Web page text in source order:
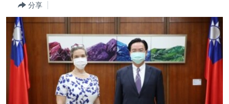
到
最新国际新闻
印太
中东
欧洲
非洲
分类新闻
经济·金融·贸易
人权·法律·宗教
科教·文娱·体健
军事
美中关系
热点专题
白宫要闻
国会报道
VOA视频
VOA今日焦点
中文广播
分享